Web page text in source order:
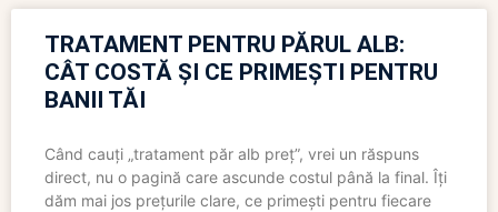
TRATAMENT PENTRU PĂRUL ALB:
CÂT COSTĂ ȘI CE PRIMEȘTI PENTRU
BANII TĂI
Când cauți „tratament păr alb preț”, vrei un răspuns
direct, nu o pagină care ascunde costul până la final. Îți
dăm mai jos prețurile clare, ce primești pentru fiecare